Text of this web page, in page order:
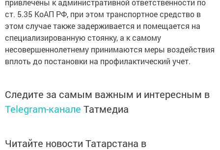
ст. 5.35 КоАП РФ, при этом транспортное средство в
этом случае также задерживается и помещается на
специализированную стоянку, а к самому
несовершеннолетнему принимаются меры воздействия
вплоть до постановки на профилактический учет.
Следите за самым важным и интересным в
Telegram-канале Татмедиа
Читайте новости Татарстана в